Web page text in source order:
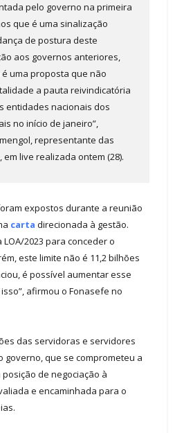
pelo governo na primeira
que é uma sinalização
de postura deste
aos governos anteriores,
uma proposta que não
a pauta reivindicatória
entidades nacionais dos
no início de janeiro”,
representante das
live realizada ontem (28).
expostos durante a reunião
carta direcionada à gestão.
LOA/2023 para conceder o
este limite não é 11,2 bilhões
é possível aumentar esse
afirmou o Fonasefe no
das servidoras e servidores
governo, que se comprometeu a
de negociação à
e encaminhada para o